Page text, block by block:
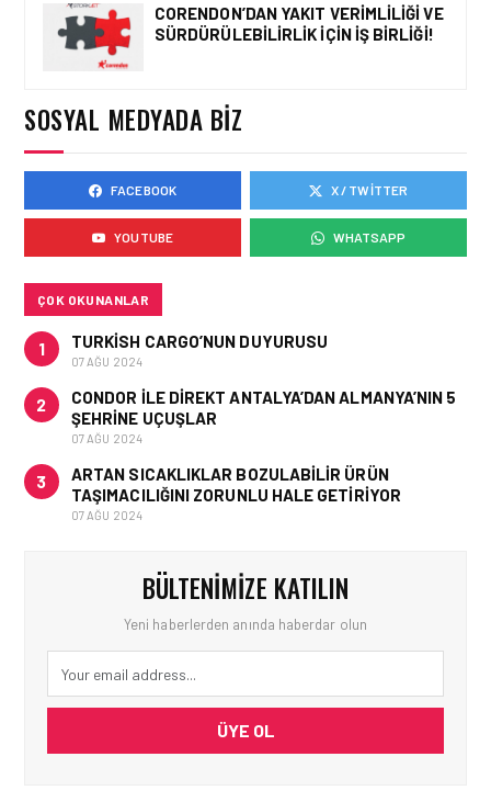
İŞ ILANI • 23 OCA 2026
İŞ ILANI • 21 OCA 2026
BBN AIRLINES TÜRKIYE
ANTALYA’DA DENEYIMLI
KABIN MEMURU ARIYOR
CORENDON’DAN YAKIT VERIMLILIĞI VE
SÜRDÜRÜLEBILIRLIK IÇIN İŞ BIRLIĞI!
SOSYAL MEDYADA BIZ
FACEBOOK X / TWITTER
YOUTUBE WHATSAPP
ÇOK OKUNANLAR
1 TURKISH CARGO’NUN DUYURUSU
07 AĞU 2024
2
CONDOR ILE DIREKT ANTALYA’DAN ALMANYA’NIN 5
ŞEHRINE UÇUŞLAR
07 AĞU 2024
3
ARTAN SICAKLIKLAR BOZULABILIR ÜRÜN
TAŞIMACILIĞINI ZORUNLU HALE GETIRIYOR
07 AĞU 2024
BÜLTENIMIZE KATILIN
Yeni haberlerden anında haberdar olun
ÜYE OL